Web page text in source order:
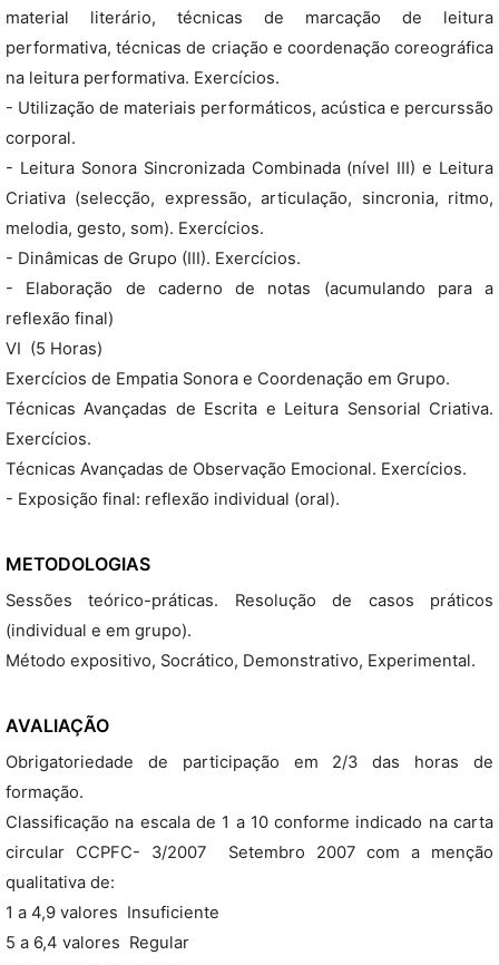
material literário, técnicas de marcação de leitura
performativa, técnicas de criação e coordenação coreográfica
na leitura performativa. Exercícios.
- Utilização de materiais performáticos, acústica e percurssão
corporal.
- Leitura Sonora Sincronizada Combinada (nível III) e Leitura
Criativa (selecção, expressão, articulação, sincronia, ritmo,
melodia, gesto, som). Exercícios.
- Dinâmicas de Grupo (III). Exercícios.
- Elaboração de caderno de notas (acumulando para a
reflexão final)
VI  (5 Horas)
Exercícios de Empatia Sonora e Coordenação em Grupo.
Técnicas Avançadas de Escrita e Leitura Sensorial Criativa.
Exercícios.
Técnicas Avançadas de Observação Emocional. Exercícios.
- Exposição final: reflexão individual (oral).
METODOLOGIAS
Sessões teórico-práticas. Resolução de casos práticos
(individual e em grupo).
Método expositivo, Socrático, Demonstrativo, Experimental.
AVALIAÇÃO
Obrigatoriedade de participação em 2/3 das horas de
formação.
Classificação na escala de 1 a 10 conforme indicado na carta
circular CCPFC- 3/2007  Setembro 2007 com a menção
qualitativa de:
1 a 4,9 valores  Insuficiente
5 a 6,4 valores  Regular